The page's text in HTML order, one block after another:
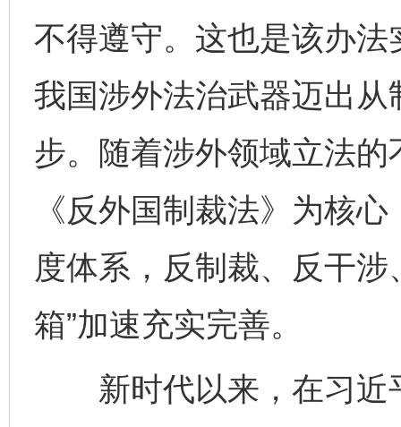
不得遵守。这也是该办
我国涉外法治武器迈出
步。随着涉外领域立法
《反外国制裁法》为核
度体系，反制裁、反干涉
箱”加速充实完善。
新时代以来，在习近